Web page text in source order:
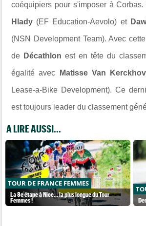
coéquipiers pour s'imposer à
Hlady (EF Education-Aevolo) et
(NSN Development Team). Avec
de Décathlonest en tête du
égalité avec Matisse Van
Lease-a-Bike Development). Ce
est toujours leader du classement
A LIRE AUSSI...
TOUR DE FRANCE FEMMES
La 8e étape à Nice… la plus longue du Tour
Femmes !